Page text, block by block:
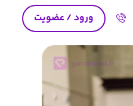
ورود / عضویت